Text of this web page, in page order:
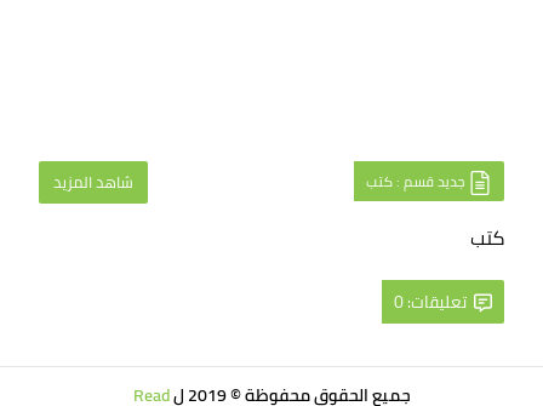
جديد قسم : كتب شاهد المزيد
كتب
تعليقات: 0
جميع الحقوق محفوظة © 2019 ل Read